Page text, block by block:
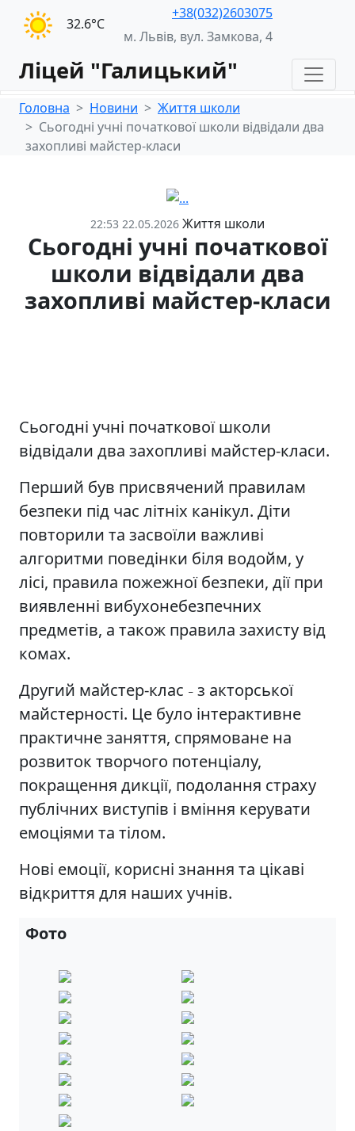
32.6°С
+38(032)2603075
м. Львів, вул. Замкова, 4
Ліцей "Галицький"
Головна Новини
Життя школи
Сьогодні учні початкової школи відвідали два
захопливі майстер-класи
22:53 22.05.2026 Життя школи
Сьогодні учні початкової
школи відвідали два
захопливі майстер-класи
Сьогодні учні початкової школи
відвідали два захопливі майстер-класи.
Перший був присвячений правилам
безпеки під час літніх канікул. Діти
повторили та засвоїли важливі
алгоритми поведінки біля водойм, у
лісі, правила пожежної безпеки, дії при
виявленні вибухонебезпечних
предметів, а також правила захисту від
комах.
Другий майстер-клас – з акторської
майстерності. Це було інтерактивне
практичне заняття, спрямоване на
розвиток творчого потенціалу,
покращення дикції, подолання страху
публічних виступів і вміння керувати
емоціями та тілом.
Нові емоції, корисні знання та цікаві
відкриття для наших учнів.
Фото